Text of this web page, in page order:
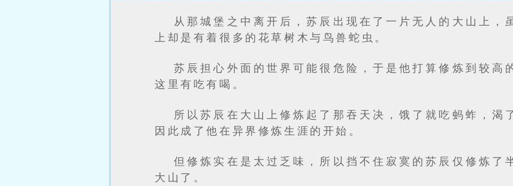
从那城堡之中离开后，苏辰出现在了一片无人的大山上，
上却是有着很多的花草树木与鸟兽蛇虫。
苏辰担心外面的世界可能很危险，于是他打算修炼到较高
这里有吃有喝。
所以苏辰在大山上修炼起了那吞天决，饿了就吃蚂蚱，渴
因此成了他在异界修炼生涯的开始。
但修炼实在是太过乏味，所以挡不住寂寞的苏辰仅修炼了
大山了。